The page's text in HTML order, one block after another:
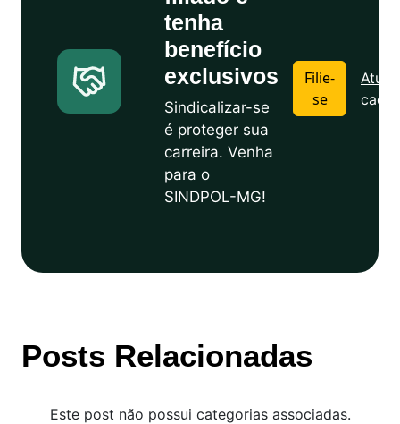
tenha
benefício
exclusivos
Sindicalizar-se
é proteger sua
carreira. Venha
para o
SINDPOL-MG!
Filie-
se
Posts Relacionadas
Este post não possui categorias associadas.